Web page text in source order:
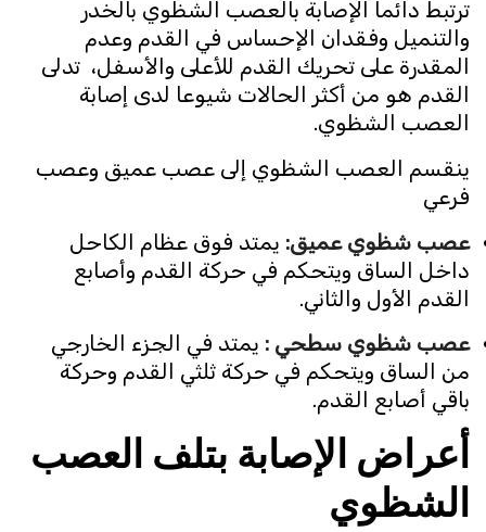
ترتبط دائما الإصابة بالعصب الشظوي بالخدر
والتنميل وفقدان الإحساس في القدم وعدم
المقدرة على تحريك القدم للأعلى والأسفل، تدلى
القدم هو من أكثر الحالات شيوعا لدى إصابة
العصب الشظوي.
ينقسم العصب الشظوي إلى عصب عميق وعصب
فرعي
عصب شظوي عميق:يمتد فوق عظام الكاحل
داخل الساق ويتحكم في حركة القدم وأصابع
القدم الأول والثاني.
عصب شظوي سطحي :يمتد في الجزء الخارجي
من الساق ويتحكم في حركة ثلثي القدم وحركة
باقي أصابع القدم.
أعراض الإصابة بتلف العصب
الشظوي